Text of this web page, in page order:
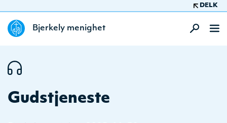
DELK
Bjerkely menighet
Gudstjeneste